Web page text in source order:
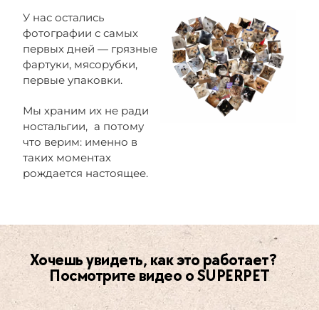
У нас остались
фотографии с самых
первых дней — грязные
фартуки, мясорубки,
первые упаковки.
Мы храним их не ради
ностальгии, а потому
что верим: именно в
таких моментах
рождается настоящее.
Хочешь увидеть, как это работает?
Посмотрите видео о SUPERPET